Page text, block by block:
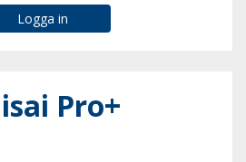
Pro+